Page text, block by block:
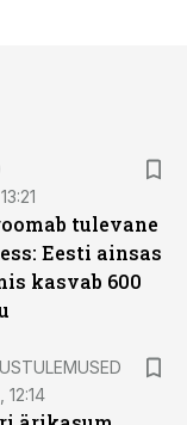
tulevane
Eesti ainsas
kasvab 600